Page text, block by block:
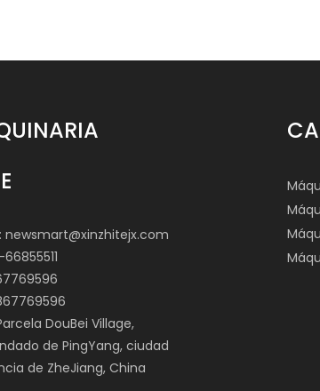
newsmart@xinzhitejx.com
DouBei Village,
de PingYang, ciudad
de ZheJiang, China